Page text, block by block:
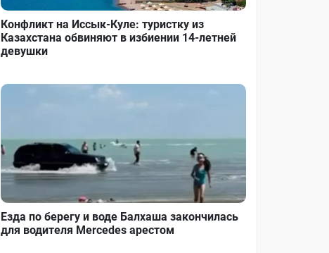
Конфликт на Иссык-Куле: туристку из
Казахстана обвиняют в избиении 14-летней
девушки
Езда по берегу и воде Балхаша закончилась
для водителя Mercedes арестом